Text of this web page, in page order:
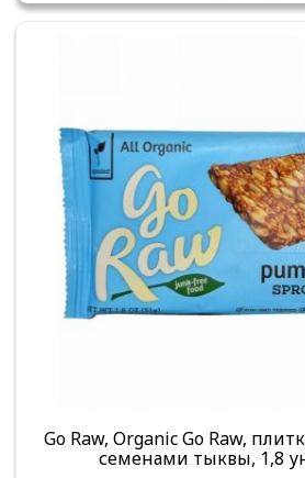
Go Raw, Organic Go Raw,
семенами тыквы, 1,8